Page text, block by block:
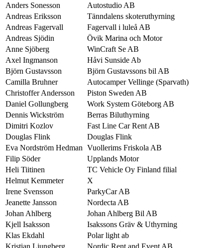
Anders Sonesson
Autostudio AB
Andreas Eriksson
Tänndalens skoteruthyrning
Andreas Fagervall
Fagervall i luleå AB
Andreas Sjödin
Övik Marina och Motor
Anne Sjöberg
WinCraft Se AB
Axel Ingmanson
Håvi Sunside Ab
Björn Gustavsson
Björn Gustavssons bil AB
Camilla Bruhner
Autocamper Vellinge (Sparvath)
Christoffer Andersson
Piston Sweden AB
Daniel Gollungberg
Work System Göteborg AB
Dennis Wickström
Berras Biluthyrning
Dimitri Kozlov
Fast Line Car Rent AB
Douglas Flink
Douglas Flink
Eva Nordström Hedman Vuollerims Friskola AB
Filip Söder
Upplands Motor
Heli Tiitinen
TC Vehicle Oy Finland filial
Helmut Kemmeter
X
Irene Svensson
ParkyCar AB
Jeanette Jansson
Nordecta AB
Johan Ahlberg
Johan Ahlberg Bil AB
Kjell Isaksson
Isakssons Gräv & Uthyrning
Klas Ekdahl
Polar light ab
Kristian Ljungberg
Nordic Rent and Event AB